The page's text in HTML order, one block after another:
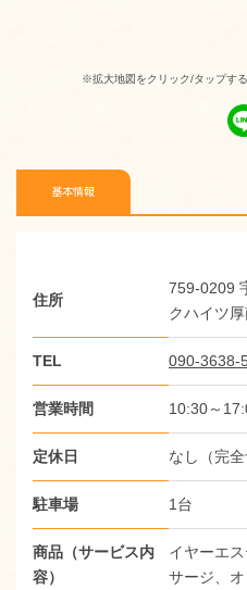
※拡大地図をクリック/タップする
基本情報
住所
759-0209
クハイツ
TEL 090-3638-
営業時間 10:30～
定休日 なし（完全
駐車場 1台
商品（サービス内
容）
イヤーエ
サージ、